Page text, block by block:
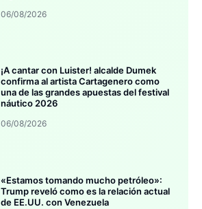
06/08/2026
¡A cantar con Luister! alcalde Dumek
confirma al artista Cartagenero como
una de las grandes apuestas del festival
náutico 2026
06/08/2026
«Estamos tomando mucho petróleo»:
Trump reveló como es la relación actual
de EE.UU. con Venezuela